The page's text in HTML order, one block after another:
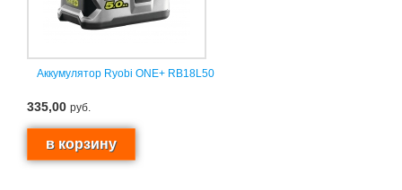
Аккумулятор Ryobi ONE+ RB18L50
335,00 руб.